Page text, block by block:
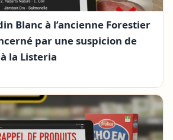
Blanc à l’ancienne Forestier
par une suspicion de
la Listeria